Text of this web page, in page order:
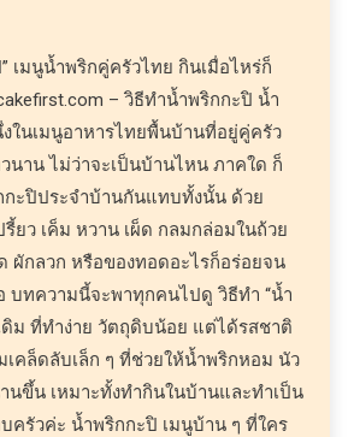
เมนูน้ำพริกคู่ครัวไทย กินเมื่อไหร่ก็
– วิธีทำน้ำพริกกะปิ น้ำ
ในเมนูอาหารไทยพื้นบ้านที่อยู่คู่ครัว
นาน ไม่ว่าจะเป็นบ้านไหน ภาคใด ก็
ะปิประจำบ้านกันแทบทั้งนั้น ด้วย
ยว เค็ม หวาน เผ็ด กลมกล่อมในถ้วย
ผักลวก หรือของทอดอะไรก็อร่อยจน
บทความนี้จะพาทุกคนไปดู วิธีทำ “น้ำ
ดิม ที่ทำง่าย วัตถุดิบน้อย แต่ได้รสชาติ
เคล็ดลับเล็ก ๆ ที่ช่วยให้น้ำพริกหอม นัว
นขึ้น เหมาะทั้งทำกินในบ้านและทำเป็น
ครัวค่ะ น้ำพริกกะปิ เมนูบ้าน ๆ ที่ใคร